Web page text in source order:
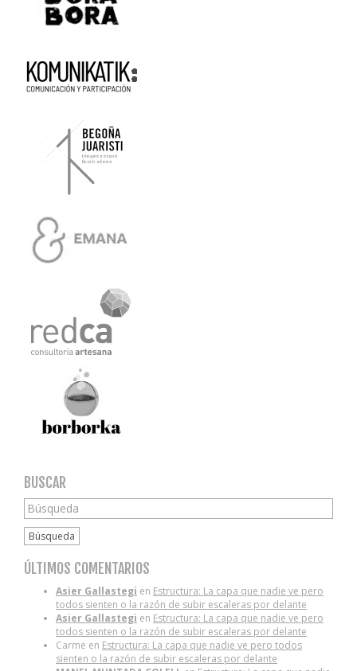
BUSCAR
Búsqueda
ÚLTIMOS COMENTARIOS
Asier Gallastegi en Estructura: La capa que nadie ve pero
todos sienten o la razón de subir escaleras por delante
Asier Gallastegi en Estructura: La capa que nadie ve pero
todos sienten o la razón de subir escaleras por delante
Carme en Estructura: La capa que nadie ve pero todos
sienten o la razón de subir escaleras por delante